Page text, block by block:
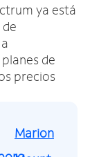
ya está
de
precios
Marion